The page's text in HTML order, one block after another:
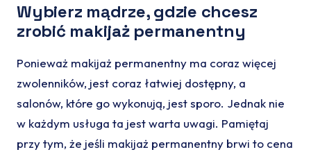
Wybierz mądrze, gdzie chcesz
zrobić makijaż permanentny
Ponieważ makijaż permanentny ma coraz więcej
zwolenników, jest coraz łatwiej dostępny, a
salonów, które go wykonują, jest sporo. Jednak nie
w każdym usługa ta jest warta uwagi. Pamiętaj
przy tym, że jeśli makijaż permanentny brwi to cena